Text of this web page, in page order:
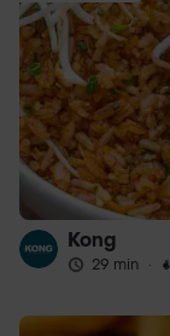
Kong
29 min ·